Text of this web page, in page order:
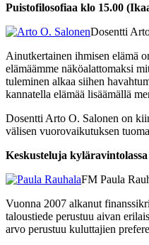
Puistofilosofiaa klo 15.00
Dosentti
Ainutkertainen ihmisen elämä
elämäämme näköalattomaksi
tuleminen alkaa siihen
kannatella elämää lisäämällä
Dosentti Arto O. Salonen on
välisen vuorovaikutuksen
Keskusteluja
FM Paula
Vuonna 2007 alkanut
taloustiede perustuu aivan
arvo perustuu kuluttajien